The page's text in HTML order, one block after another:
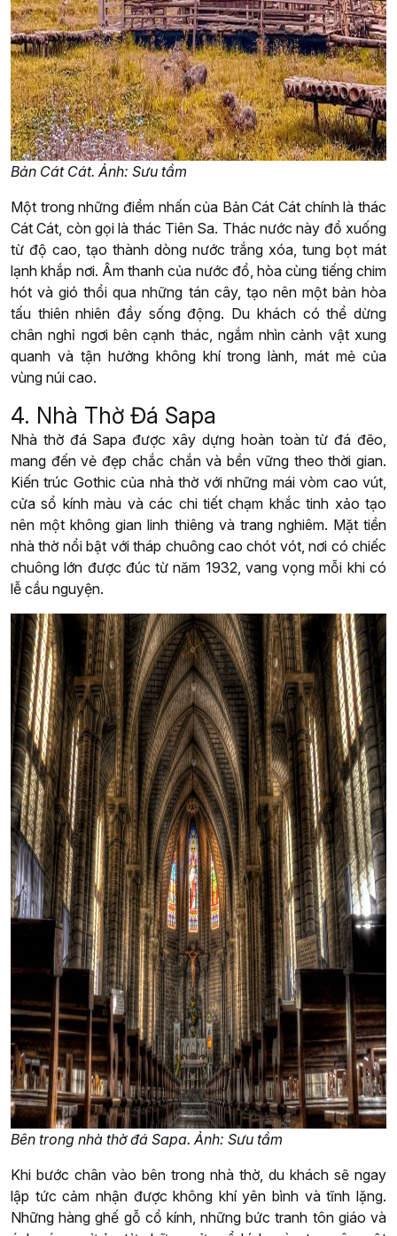
Bản Cát Cát. Ảnh: Sưu tầm
Một trong những điểm nhấn của Bản Cát Cát chính là thác
Cát Cát, còn gọi là thác Tiên Sa. Thác nước này đổ xuống
từ độ cao, tạo thành dòng nước trắng xóa, tung bọt mát
lạnh khắp nơi. Âm thanh của nước đổ, hòa cùng tiếng chim
hót và gió thổi qua những tán cây, tạo nên một bản hòa
tấu thiên nhiên đầy sống động. Du khách có thể dừng
chân nghỉ ngơi bên cạnh thác, ngắm nhìn cảnh vật xung
quanh và tận hưởng không khí trong lành, mát mẻ của
vùng núi cao.
4. Nhà Thờ Đá Sapa
Nhà thờ đá Sapa được xây dựng hoàn toàn từ đá đẽo,
mang đến vẻ đẹp chắc chắn và bền vững theo thời gian.
Kiến trúc Gothic của nhà thờ với những mái vòm cao vút,
cửa sổ kính màu và các chi tiết chạm khắc tinh xảo tạo
nên một không gian linh thiêng và trang nghiêm. Mặt tiền
nhà thờ nổi bật với tháp chuông cao chót vót, nơi có chiếc
chuông lớn được đúc từ năm 1932, vang vọng mỗi khi có
lễ cầu nguyện.
Bên trong nhà thờ đá Sapa. Ảnh: Sưu tầm
Khi bước chân vào bên trong nhà thờ, du khách sẽ ngay
lập tức cảm nhận được không khí yên bình và tĩnh lặng.
Những hàng ghế gỗ cổ kính, những bức tranh tôn giáo và